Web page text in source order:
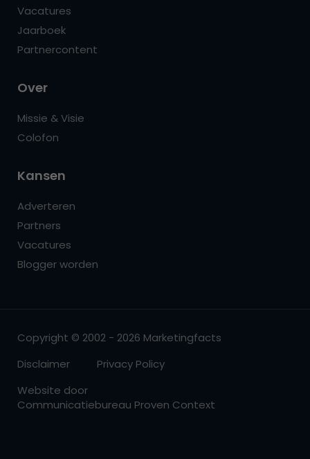
Vacatures
Jaarboek
Partnercontent
Over
Missie & Visie
Colofon
Kansen
Adverteren
Partners
Vacatures
Blogger worden
Copyright © 2002 - 2026 Marketingfacts
Disclaimer
Privacy Policy
Website door
Communicatiebureau Proven Context